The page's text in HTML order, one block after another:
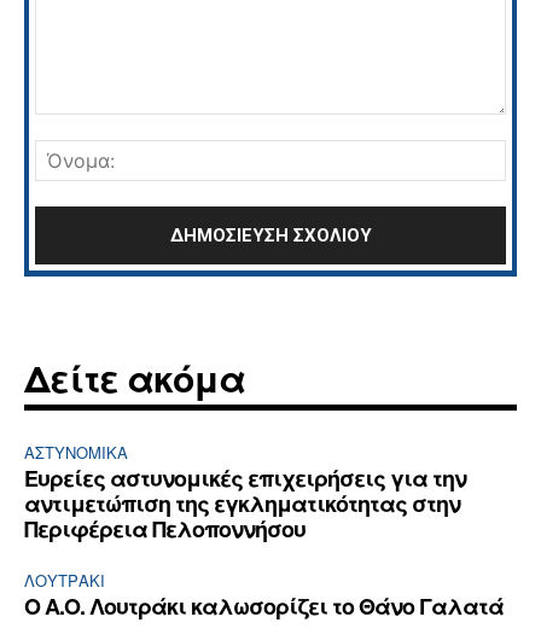
Δείτε ακόμα
ΑΣΤΥΝΟΜΙΚΆ
Ευρείες αστυνομικές επιχειρήσεις για την
αντιμετώπιση της εγκληματικότητας στην
Περιφέρεια Πελοποννήσου
ΛΟΥΤΡΆΚΙ
Ο Α.Ο. Λουτράκι καλωσορίζει το Θάνο Γαλατά